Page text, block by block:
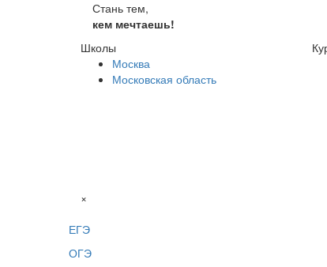
Стань тем,
кем мечтаешь!
Школы
Москва
Московская область
×
ЕГЭ
ОГЭ